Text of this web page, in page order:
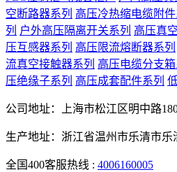
空断路器系列 高压冷热缩电缆附件
列 户外高压隔离开关系列 高压真
压互感器系列 高压限流熔断器系列
流真空接触器系列 高压电缆分支箱
压绝缘子系列 高压成套配件系列
公司地址：上海市松江区明中路
生产地址：浙江省温州市乐清市乐
全国400客服热线 : 4006160005